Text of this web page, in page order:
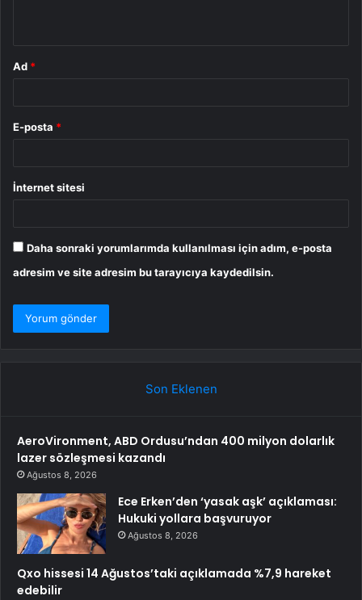
Ad *
E-posta *
İnternet sitesi
Daha sonraki yorumlarımda kullanılması için adım, e-posta
adresim ve site adresim bu tarayıcıya kaydedilsin.
Son Eklenen
AeroVironment, ABD Ordusu’ndan 400 milyon dolarlık
lazer sözleşmesi kazandı
Ağustos 8, 2026
Ece Erken’den ‘yasak aşk’ açıklaması:
Hukuki yollara başvuruyor
Ağustos 8, 2026
Qxo hissesi 14 Ağustos’taki açıklamada %7,9 hareket
edebilir